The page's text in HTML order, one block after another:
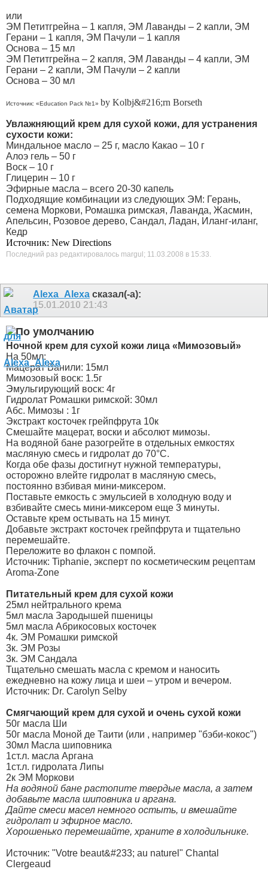
или
ЭМ Петитгрейна – 1 капля, ЭМ Лаванды – 2 капли, ЭМ
Герани – 1 капля, ЭМ Пачули – 1 капля
Основа – 15 мл
ЭМ Петитгрейна – 2 капля, ЭМ Лаванды – 4 капли, ЭМ
Герани – 2 капли, ЭМ Пачули – 2 капли
Основа – 30 мл
Источник: «Education Pack №1» by Kolbj&#216;rn Borseth
Увлажняющий крем для сухой кожи, для устранения
сухости кожи:
Миндальное масло – 25 г, масло Какао – 10 г
Алоэ гель – 50 г
Воск – 10 г
Глицерин – 10 г
Эфирные масла – всего 20-30 капель
Подходящие комбинации из следующих ЭМ: Герань,
семена Моркови, Ромашка римская, Лаванда, Жасмин,
Апельсин, Розовое дерево, Сандал, Ладан, Иланг-иланг,
Кедр
Источник: New Directions
Последний раз редактировалось margul; 11.03.2008 в 15:33.
Alexa_Alexa сказал(-а):
15.01.2010 21:43
Ночной крем для сухой кожи лица «Мимозовый»
На 50мл:
Мацерат Ванили: 15мл
Мимозовый воск: 1.5г
Эмульгирующий воск: 4г
Гидролат Ромашки римской: 30мл
Абс. Мимозы : 1г
Экстракт косточек грейпфрута 10к
Смешайте мацерат, воски и абсолют мимозы.
На водяной бане разогрейте в отдельных емкостях
масляную смесь и гидролат до 70°C.
Когда обе фазы достигнут нужной температуры,
осторожно влейте гидролат в масляную смесь,
постоянно взбивая мини-миксером.
Поставьте емкость с эмульсией в холодную воду и
взбивайте смесь мини-миксером еще 3 минуты.
Оставьте крем остывать на 15 минут.
Добавьте экстракт косточек грейпфрута и тщательно
перемешайте.
Переложите во флакон с помпой.
Источник: Tiphanie, эксперт по косметическим рецептам
Aroma-Zone
Питательный крем для сухой кожи
25мл нейтрального крема
5мл масла Зародышей пшеницы
5мл масла Абрикосовых косточек
4к. ЭМ Ромашки римской
3к. ЭМ Розы
3к. ЭМ Сандала
Тщательно смешать масла с кремом и наносить
ежедневно на кожу лица и шеи – утром и вечером.
Источник: Dr. Carolyn Selby
Смягчающий крем для сухой и очень сухой кожи
50г масла Ши
50г масла Моной де Таити (или , например "бэби-кокос")
30мл Масла шиповника
1ст.л. масла Аргана
1ст.л. гидролата Липы
2к ЭМ Моркови
На водяной бане растопите твердые масла, а затем
добавьте масла шиповника и аргана.
Дайте смеси масел немного остыть, и вмешайте
гидролат и эфирное масло.
Хорошенько перемешайте, храните в холодильнике.
Источник: "Votre beaut&#233; au naturel" Chantal
Clergeaud